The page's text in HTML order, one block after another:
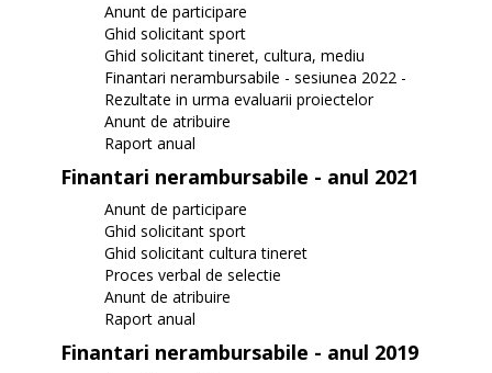
Anunt de participare
Ghid solicitant sport
Ghid solicitant tineret, cultura, mediu
Finantari nerambursabile - sesiunea 2022 -
Rezultate in urma evaluarii proiectelor
Anunt de atribuire
Raport anual
Finantari nerambursabile - anul 2021
Anunt de participare
Ghid solicitant sport
Ghid solicitant cultura tineret
Proces verbal de selectie
Anunt de atribuire
Raport anual
Finantari nerambursabile - anul 2019